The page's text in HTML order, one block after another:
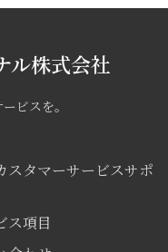
ル株式会社
ビスを。
スタマーサービスサポ
ス項目